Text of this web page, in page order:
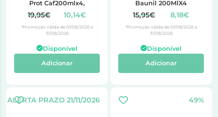
Prot Caf200mlx4,
19,95€ 10,14€
*Promoção válida de 01/08/2026 a
31/08/2026
Disponível
Adicionar
Baunil 200MlX4
15,95€ 8,18€
*Promoção válida de 01/08/2026 a
31/08/2026
Disponível
Adicionar
ALERTA PRAZO 21/11/2026 49%